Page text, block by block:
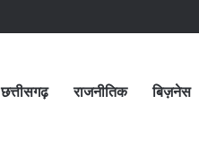
छत्तीसगढ़ राजनीतिक बिज़नेस